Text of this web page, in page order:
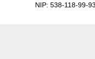
NIP: 538-118-99-93